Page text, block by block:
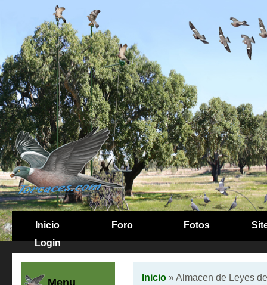
Inicio Foro Fotos
Login
Menu Inicio» Almacen de Leyes